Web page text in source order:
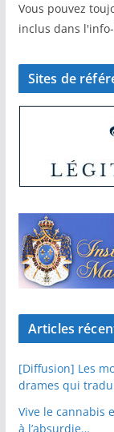
Vous pouvez
inclus dans
Sites de
Articles
[Diffusion] Les
drames qui
Vive le cannabis
à l’absurdie…